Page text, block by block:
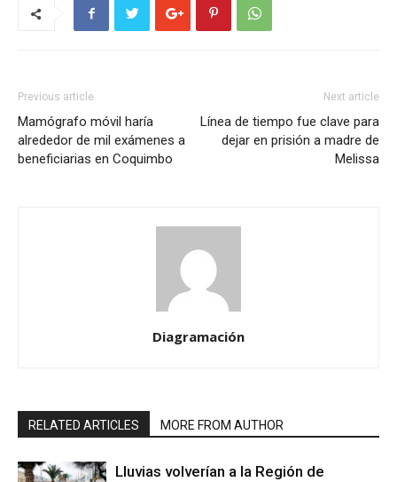
Previous article
Mamógrafo móvil haría
alrededor de mil exámenes a
beneficiarias en Coquimbo
Next article
Línea de tiempo fue clave para
dejar en prisión a madre de
Melissa
Diagramación
RELATED ARTICLES MORE FROM AUTHOR
Lluvias volverían a la Región de